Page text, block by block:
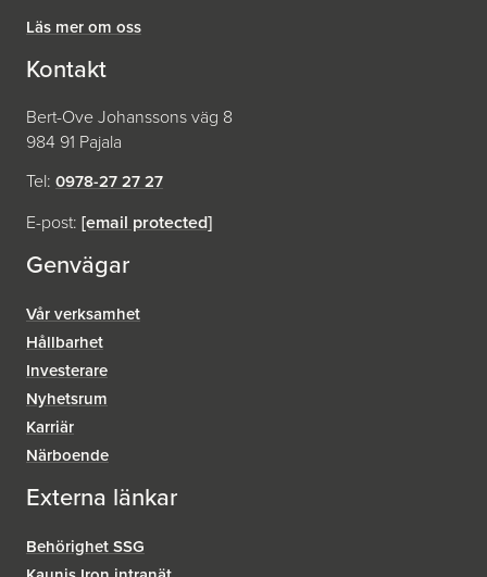
Läs mer om oss
Kontakt
Bert-Ove Johanssons väg 8
984 91 Pajala
Tel: 0978-27 27 27
E-post: [email protected]
Genvägar
Vår verksamhet
Hållbarhet
Investerare
Nyhetsrum
Karriär
Närboende
Externa länkar
Behörighet SSG